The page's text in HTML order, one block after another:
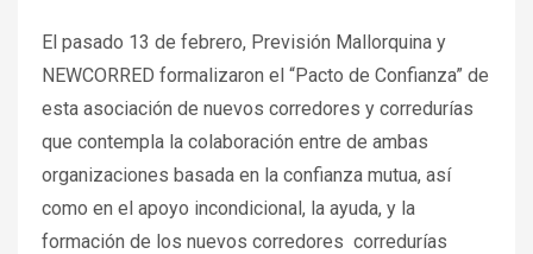
El pasado 13 de febrero, Previsión Mallorquina y
NEWCORRED formalizaron el “Pacto de Confianza” de
esta asociación de nuevos corredores y corredurías
que contempla la colaboración entre de ambas
organizaciones basada en la confianza mutua, así
como en el apoyo incondicional, la ayuda, y la
formación de los nuevos corredores corredurías